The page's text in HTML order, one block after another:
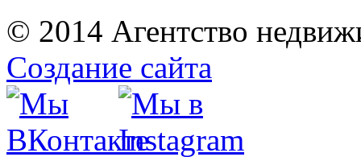
© 2014 Агентство
Создание сайта